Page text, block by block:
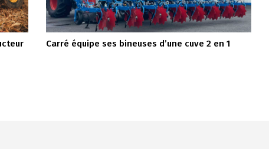
Carré équipe ses bineuses d’une cuve 2 en 1